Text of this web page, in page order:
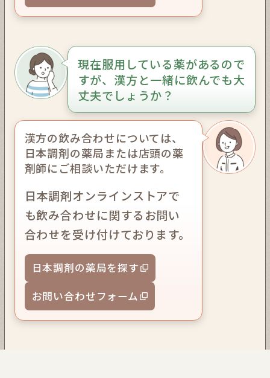
現在服用している薬があるので
すが、漢方と一緒に飲んでも大
丈夫でしょうか？
漢方の飲み合わせについては、
日本調剤の薬局または店頭の薬
剤師にご相談いただけます。
日本調剤オンラインストアで
も飲み合わせに関するお問い
合わせを受け付けております。
日本調剤の薬局を探す
お問い合わせフォーム